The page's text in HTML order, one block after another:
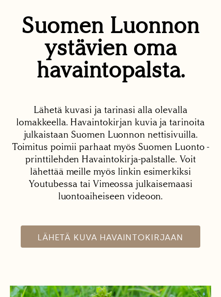
Suomen Luonnon
ystävien oma
havaintopalsta.
Lähetä kuvasi ja tarinasi alla olevalla
lomakkeella. Havaintokirjan kuvia ja tarinoita
julkaistaan Suomen Luonnon nettisivuilla.
Toimitus poimii parhaat myös Suomen Luonto -
printtilehden Havaintokirja-palstalle. Voit
lähettää meille myös linkin esimerkiksi
Youtubessa tai Vimeossa julkaisemaasi
luontoaiheiseen videoon.
LÄHETÄ KUVA HAVAINTOKIRJAAN